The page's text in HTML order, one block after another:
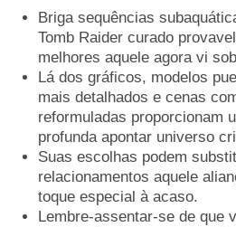
Briga sequências
Tomb Raider curado
melhores aquele agora vi
Lá dos gráficos, modelos
mais detalhados e cenas
reformuladas proporcionam
profunda apontar universo
Suas escolhas podem
relacionamentos aquele
toque especial à acaso.
Lembre-assentar-se de que